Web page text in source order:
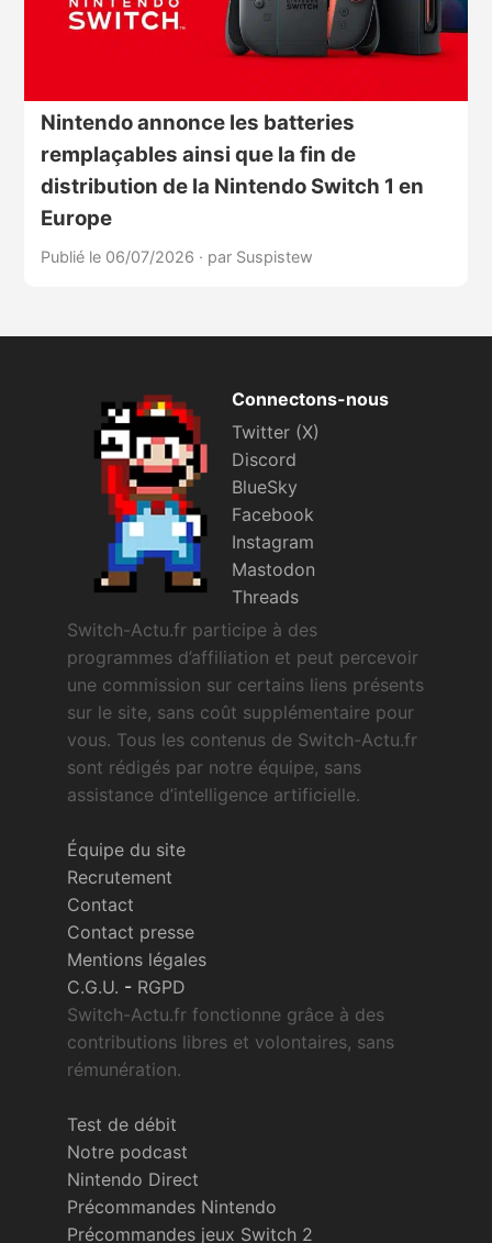
Nintendo annonce les batteries
remplaçables ainsi que la fin de
distribution de la Nintendo Switch 1 en
Europe
Publié le 06/07/2026 · par Suspistew
Connectons-nous
Twitter (X)
Discord
BlueSky
Facebook
Instagram
Mastodon
Threads
Switch-Actu.fr participe à des
programmes d’affiliation et peut percevoir
une commission sur certains liens présents
sur le site, sans coût supplémentaire pour
vous. Tous les contenus de Switch-Actu.fr
sont rédigés par notre équipe, sans
assistance d’intelligence artificielle.
Équipe du site
Recrutement
Contact
Contact presse
Mentions légales
C.G.U. - RGPD
Switch-Actu.fr fonctionne grâce à des
contributions libres et volontaires, sans
rémunération.
Test de débit
Notre podcast
Nintendo Direct
Précommandes Nintendo
Précommandes jeux Switch 2